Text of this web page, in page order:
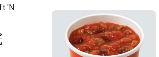
'N